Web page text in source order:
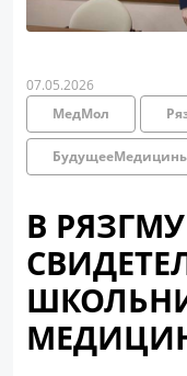
07.05.2026
МедМол
В